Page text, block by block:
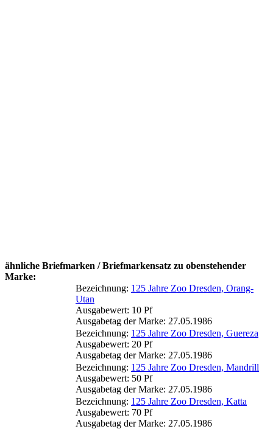
ähnliche Briefmarken / Briefmarkensatz zu obenstehender
Marke:
Bezeichnung: 125 Jahre Zoo Dresden, Orang-
Utan
Ausgabewert: 10 Pf
Ausgabetag der Marke: 27.05.1986
Bezeichnung: 125 Jahre Zoo Dresden, Guereza
Ausgabewert: 20 Pf
Ausgabetag der Marke: 27.05.1986
Bezeichnung: 125 Jahre Zoo Dresden, Mandrill
Ausgabewert: 50 Pf
Ausgabetag der Marke: 27.05.1986
Bezeichnung: 125 Jahre Zoo Dresden, Katta
Ausgabewert: 70 Pf
Ausgabetag der Marke: 27.05.1986